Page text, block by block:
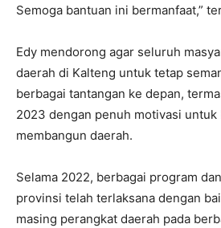
Semoga bantuan ini bermanfaat,”
Edy mendorong agar seluruh
daerah di Kalteng untuk tetap
berbagai tantangan ke depan,
2023 dengan penuh motivasi
membangun daerah.
Selama 2022, berbagai program
provinsi telah terlaksana dengan
masing perangkat daerah pada